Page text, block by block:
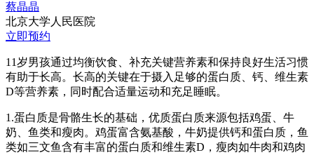
蔡晶晶
北京大学人民医院
立即预约
11岁男孩通过均衡饮食、补充关键营养素和保持良好生活习惯
有助于长高。长高的关键在于摄入足够的蛋白质、钙、维生素
D等营养素，同时配合适量运动和充足睡眠。
1.蛋白质是骨骼生长的基础，优质蛋白质来源包括鸡蛋、牛
奶、鱼类和瘦肉。鸡蛋富含氨基酸，牛奶提供钙和蛋白质，鱼
类如三文鱼含有丰富的蛋白质和维生素D，瘦肉如牛肉和鸡肉